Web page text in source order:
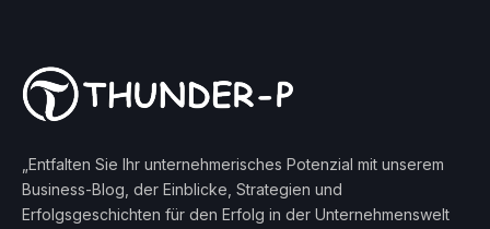
„Entfalten Sie Ihr unternehmerisches Potenzial mit unserem
Business-Blog, der Einblicke, Strategien und
Erfolgsgeschichten für den Erfolg in der Unternehmenswelt